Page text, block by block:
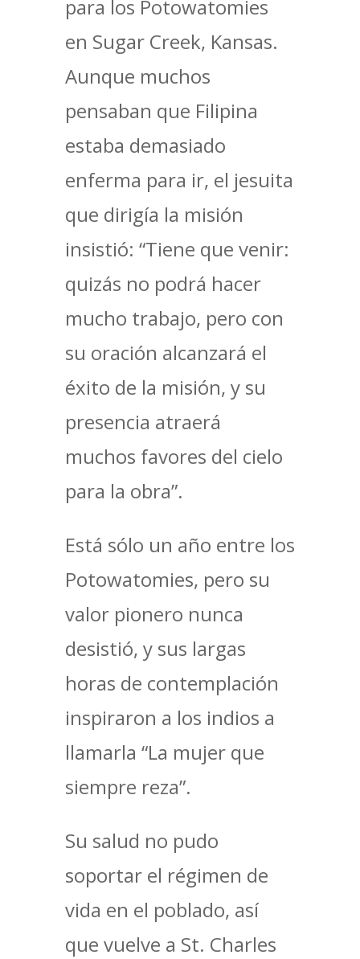
para los Potowatomies
en Sugar Creek, Kansas.
Aunque muchos
pensaban que Filipina
estaba demasiado
enferma para ir, el jesuita
que dirigía la misión
insistió: “Tiene que venir:
quizás no podrá hacer
mucho trabajo, pero con
su oración alcanzará el
éxito de la misión, y su
presencia atraerá
muchos favores del cielo
para la obra”.
Está sólo un año entre los
Potowatomies, pero su
valor pionero nunca
desistió, y sus largas
horas de contemplación
inspiraron a los indios a
llamarla “La mujer que
siempre reza”.
Su salud no pudo
soportar el régimen de
vida en el poblado, así
que vuelve a St. Charles